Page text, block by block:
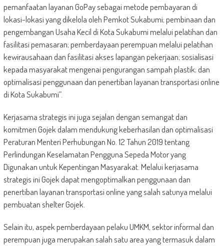
pemanfaatan layanan GoPay sebagai metode pembayaran di
lokasi-lokasi yang dikelola oleh Pemkot Sukabumi; pembinaan dan
pengembangan Usaha Kecil di Kota Sukabumi melalui pelatihan dan
fasilitasi pemasaran; pemberdayaan perempuan melalui pelatihan
kewirausahaan dan fasilitasi akses lapangan pekerjaan; sosialisasi
kepada masyarakat mengenai pengurangan sampah plastik; dan
optimalisasi penggunaan dan penertiban layanan transportasi online
di Kota Sukabumi”.
Kerjasama strategis ini juga sejalan dengan semangat dan
komitmen Gojek dalam mendukung keberhasilan dan optimalisasi
Peraturan Menteri Perhubungan No. 12 Tahun 2019 tentang
Perlindungan Keselamatan Pengguna Sepeda Motor yang
Digunakan untuk Kepentingan Masyarakat. Melalui kerjasama
strategis ini Gojek dapat mengoptimalkan penggunaan dan
penertiban layanan transportasi online yang salah satunya melalui
pembuatan shelter Gojek.
Selain itu, aspek pemberdayaan pelaku UMKM, sektor informal dan
perempuan juga merupakan salah satu area yang termasuk dalam